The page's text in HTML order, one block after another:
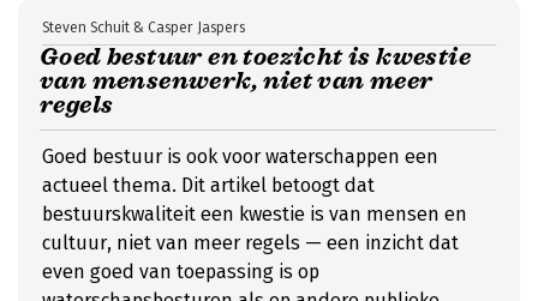
Goed bestuur en toezicht is kwestie
van mensenwerk, niet van meer
regels
Steven Schuit & Casper Jaspers
Goed bestuur is ook voor waterschappen een
actueel thema. Dit artikel betoogt dat
bestuurskwaliteit een kwestie is van mensen en
cultuur, niet van meer regels — een inzicht dat
even goed van toepassing is op